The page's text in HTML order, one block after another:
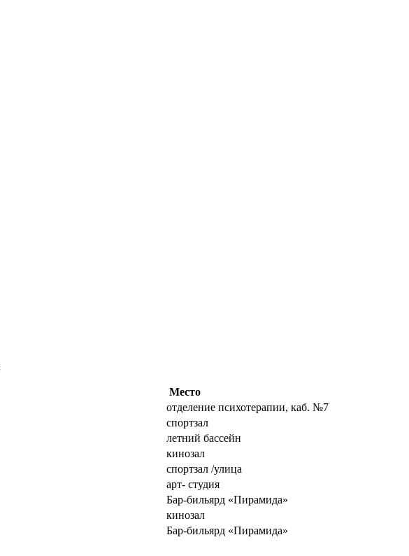
Место
отделение психотерапии, каб. №7
спортзал
летний бассейн
кинозал
спортзал /улица
арт- студия
Бар-бильярд «Пирамида»
кинозал
Бар-бильярд «Пирамида»